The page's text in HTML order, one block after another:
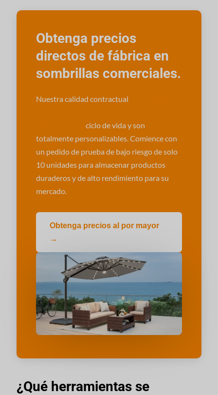
Obtenga precios
directos de fábrica en
sombrillas comerciales.
Nuestra calidad contractual
ciclo de vida y son
totalmente personalizables. Comience con
un pedido de prueba de bajo riesgo de solo
10 unidades para almacenar productos
duraderos y de alto rendimiento para su
mercado.
Obtenga precios al por mayor
→
¿Qué herramientas se